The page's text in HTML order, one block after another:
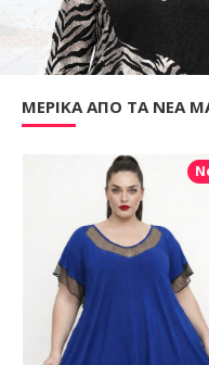
ΜΕΡΙΚΑ ΑΠΟ ΤΑ ΝΕΑ